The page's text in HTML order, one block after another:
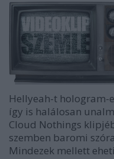
Hellyeah-t hologram-
így is halálosan
Cloud Nothings
szemben baromi
Mindezek mellett